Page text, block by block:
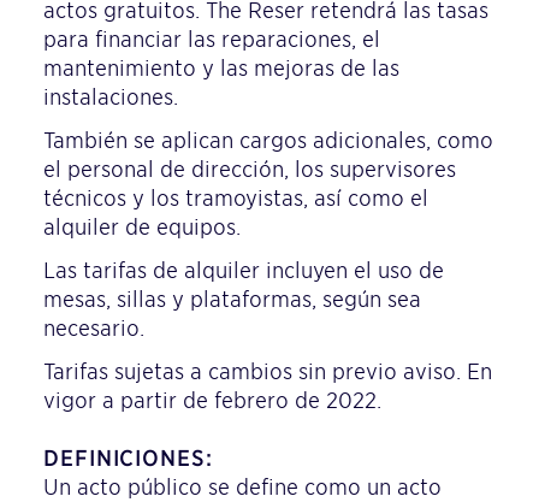
actos gratuitos. The Reser retendrá las tasas
para financiar las reparaciones, el
mantenimiento y las mejoras de las
instalaciones.
También se aplican cargos adicionales, como
el personal de dirección, los supervisores
técnicos y los tramoyistas, así como el
alquiler de equipos.
Las tarifas de alquiler incluyen el uso de
mesas, sillas y plataformas, según sea
necesario.
Tarifas sujetas a cambios sin previo aviso. En
vigor a partir de febrero de 2022.
DEFINICIONES:
Un acto público se define como un acto